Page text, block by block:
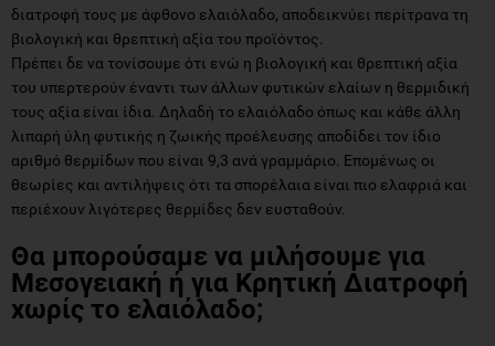
διατροφή τους με άφθονο ελαιόλαδο, αποδεικνύει περίτρανα τη
βιολογική και θρεπτική αξία του προϊόντος.
Πρέπει δε να τονίσουμε ότι ενώ η βιολογική και θρεπτική αξία
του υπερτερούν έναντι των άλλων φυτικών ελαίων η θερμιδική
τους αξία είναι ίδια. Δηλαδή το ελαιόλαδο όπως και κάθε άλλη
λιπαρή ύλη φυτικής η ζωικής προέλευσης αποδίδει τον ίδιο
αριθμό θερμίδων που είναι 9,3 ανά γραμμάριο. Επομένως οι
θεωρίες και αντιλήψεις ότι τα σπορέλαια είναι πιο ελαφριά και
περιέχουν λιγότερες θερμίδες δεν ευσταθούν.
Θα μπορούσαμε να μιλήσουμε για
Μεσογειακή ή για Κρητική Διατροφή
χωρίς το ελαιόλαδο;